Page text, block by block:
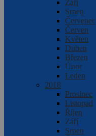
Září
Srpen
Červenec
Červen
Květen
Duben
Březen
Únor
Leden
2018
Prosinec
Listopad
Říjen
Září
Srpen